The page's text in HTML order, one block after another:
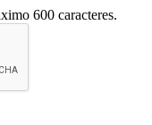
600 caracteres.